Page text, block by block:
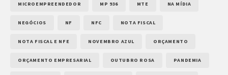
MICROEMPREENDEDOR MP 936 MTE NA MÍDIA
NEGÓCIOS NF NFC NOTA FISCAL
NOTA FISCAL E NFE NOVEMBRO AZUL ORÇAMENTO
ORÇAMENTO EMPRESARIAL OUTUBRO ROSA PANDEMIA